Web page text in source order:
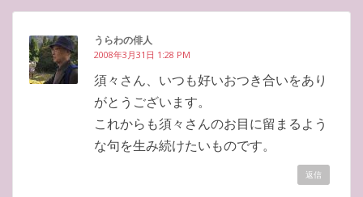
うらわの俳人
2008年3月31日 1:28 PM
須々さん、いつも好いおつき合いをあり
がとうございます。
これからも須々さんのお目に留まるよう
な句を生み続けたいものです。
返信